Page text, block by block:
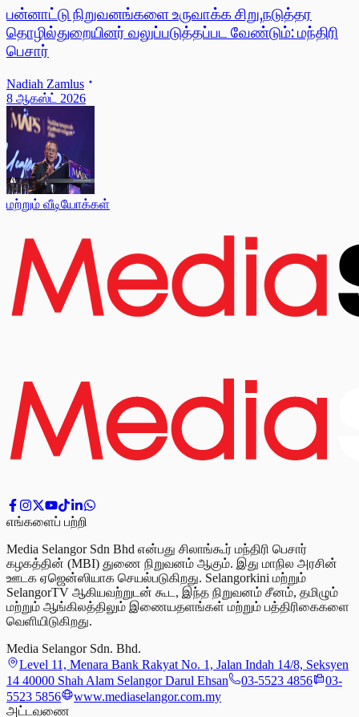
பன்னாட்டு நிறுவனங்களை உருவாக்க சிறு,நடுத்தர
தொழில்துறையினர் வலுப்படுத்தப்பட வேண்டும்: மந்திரி
பெசார்
Nadiah Zamlus
8 ஆகஸ்ட் 2026
மற்றும் வீடியோக்கள்
எங்களைப் பற்றி
Media Selangor Sdn Bhd என்பது சிலாங்கூர் மந்திரி பெசார்
கழகத்தின் (MBI) துணை நிறுவனம் ஆகும். இது மாநில அரசின்
ஊடக ஏஜென்ஸியாக செயல்படுகிறது. Selangorkini மற்றும்
SelangorTV ஆகியவற்றுடன் கூட, இந்த நிறுவனம் சீனம், தமிழும்
மற்றும் ஆங்கிலத்திலும் இணையதளங்கள் மற்றும் பத்திரிகைகளை
வெளியிடுகிறது.
Media Selangor Sdn. Bhd.
Level 11, Menara Bank Rakyat No. 1, Jalan Indah 14/8, Seksyen
14 40000 Shah Alam Selangor Darul Ehsan
03-5523 4856
03-
5523 5856
www.mediaselangor.com.my
அட்டவணை